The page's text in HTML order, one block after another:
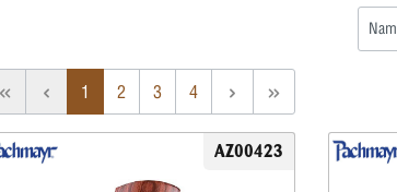
1 2 3 4
AZ00423